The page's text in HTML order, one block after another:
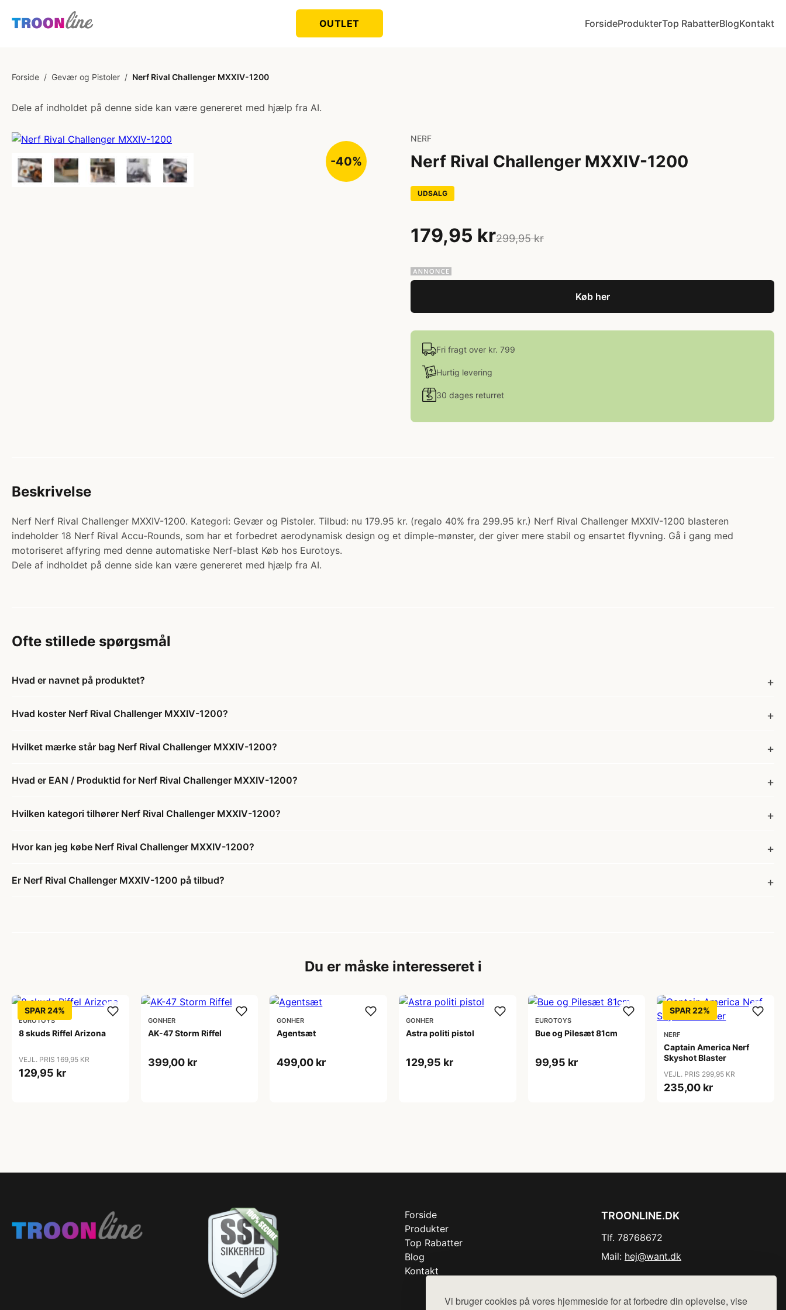
Vi bruger cookies på vores hjemmeside for at forbedre din oplevelse, vise
OUTLET ForsideProdukterTop RabatterBlogKontakt
Forside / Gevær og Pistoler / Nerf Rival Challenger MXXIV-1200
Dele af indholdet på denne side kan være genereret med hjælp fra AI.
-40%
NERF
Nerf Rival Challenger MXXIV-1200
UDSALG
179,95 kr299,95 kr
Køb her
Fri fragt over kr. 799
Hurtig levering
30 dages returret
Beskrivelse
Nerf Nerf Rival Challenger MXXIV-1200. Kategori: Gevær og Pistoler. Tilbud: nu 179.95 kr. (regalo 40% fra 299.95 kr.) Nerf Rival Challenger MXXIV-1200 blasteren
indeholder 18 Nerf Rival Accu-Rounds, som har et forbedret aerodynamisk design og et dimple-mønster, der giver mere stabil og ensartet flyvning. Gå i gang med
motoriseret affyring med denne automatiske Nerf-blast Køb hos Eurotoys.
Dele af indholdet på denne side kan være genereret med hjælp fra AI.
Ofte stillede spørgsmål
Hvad er navnet på produktet?
Hvad koster Nerf Rival Challenger MXXIV-1200?
Hvilket mærke står bag Nerf Rival Challenger MXXIV-1200?
Hvad er EAN / Produktid for Nerf Rival Challenger MXXIV-1200?
Hvilken kategori tilhører Nerf Rival Challenger MXXIV-1200?
Hvor kan jeg købe Nerf Rival Challenger MXXIV-1200?
Er Nerf Rival Challenger MXXIV-1200 på tilbud?
Du er måske interesseret i
SPAR 24%
EUROTOYS
8 skuds Riffel Arizona
VEJL. PRIS 169,95 KR
129,95 kr
GONHER
AK-47 Storm Riffel
399,00 kr
GONHER
Agentsæt
499,00 kr
GONHER
Astra politi pistol
129,95 kr
EUROTOYS
Bue og Pilesæt 81cm
99,95 kr
SPAR 22%
NERF
Captain America Nerf
Skyshot Blaster
VEJL. PRIS 299,95 KR
235,00 kr
Forside
Produkter
Top Rabatter
Blog
Kontakt
TROONLINE.DK
Tlf. 78768672
Mail: hej@want.dk